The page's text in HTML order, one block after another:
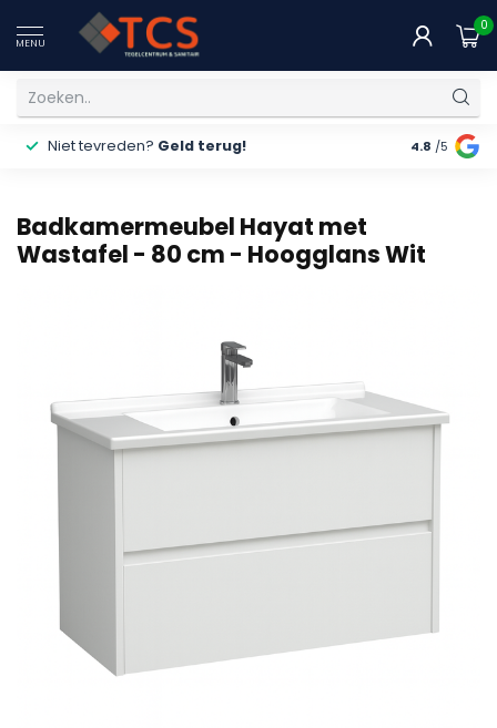
MENU
0
Niet tevreden? Geld terug! Gratis
4.8 /5
Badkamermeubel Hayat met
Wastafel - 80 cm - Hoogglans Wit